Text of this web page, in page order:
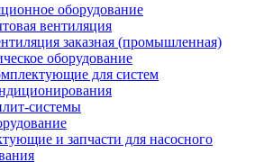
оборудование
вентиляция
заказная (промышленная)
оборудование
для систем
системы
и запчасти для насосного